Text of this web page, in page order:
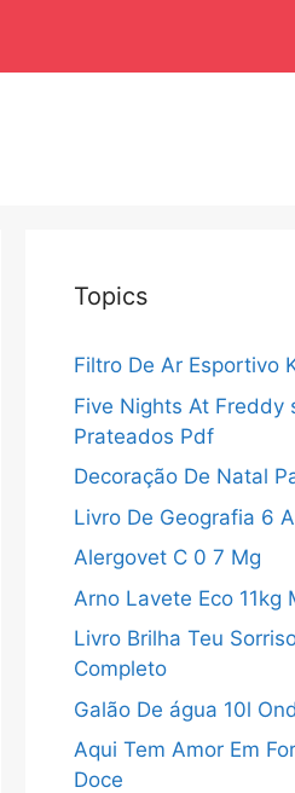
Topics
Filtro De Ar Esportivo
Five Nights At Freddy
Prateados Pdf
Decoração De Natal
Livro De Geografia 6
Alergovet C 0 7 Mg
Arno Lavete Eco 11kg
Livro Brilha Teu
Completo
Galão De água 10l
Aqui Tem Amor Em
Doce